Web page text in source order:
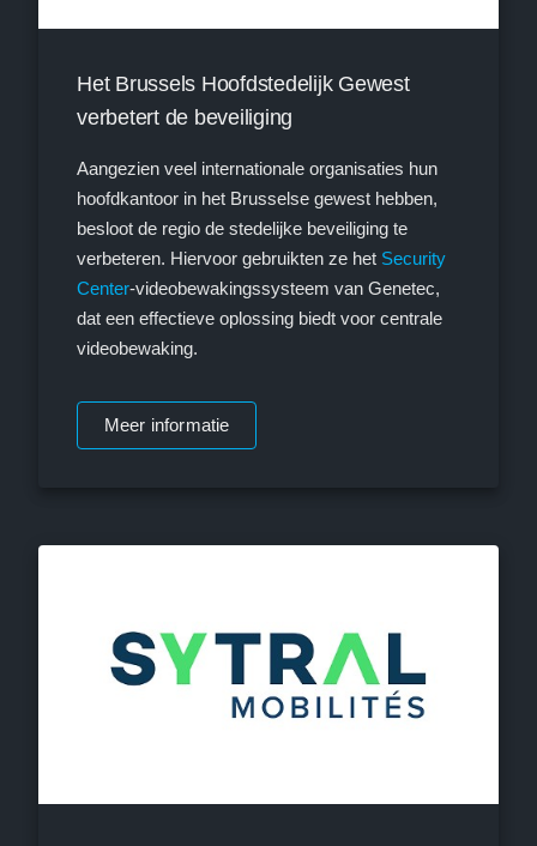
Het Brussels Hoofdstedelijk Gewest
verbetert de beveiliging
Aangezien veel internationale organisaties hun
hoofdkantoor in het Brusselse gewest hebben,
besloot de regio de stedelijke beveiliging te
verbeteren. Hiervoor gebruikten ze het Security
Center-videobewakingssysteem van Genetec,
dat een effectieve oplossing biedt voor centrale
videobewaking.
Meer informatie